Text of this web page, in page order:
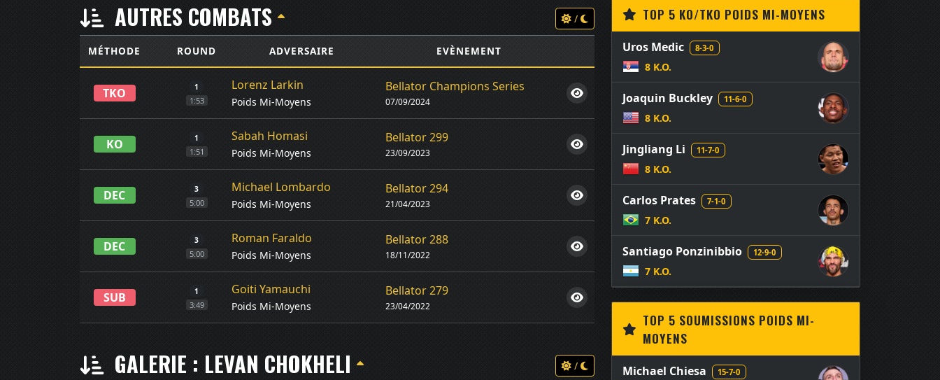
AUTRES COMBATS /
MÉTHODE ROUND ADVERSAIRE EVÈNEMENT
TKO 1
1:53
Lorenz Larkin
Poids Mi-Moyens
Bellator Champions Series
07/09/2024
KO 1
1:51
Sabah Homasi
Poids Mi-Moyens
Bellator 299
23/09/2023
DEC 3
5:00
Michael Lombardo
Poids Mi-Moyens
Bellator 294
21/04/2023
DEC 3
5:00
Roman Faraldo
Poids Mi-Moyens
Bellator 288
18/11/2022
SUB 1
3:49
Goiti Yamauchi
Poids Mi-Moyens
Bellator 279
23/04/2022
GALERIE : LEVAN CHOKHELI /
TOP 5 KO/TKO POIDS MI-MOYENS
Uros Medic 8-3-0
8 K.O.
Joaquin Buckley 11-6-0
8 K.O.
Jingliang Li 11-7-0
8 K.O.
Carlos Prates 7-1-0
7 K.O.
Santiago Ponzinibbio 12-9-0
7 K.O.
TOP 5 SOUMISSIONS POIDS MI-
MOYENS
Michael Chiesa 15-7-0